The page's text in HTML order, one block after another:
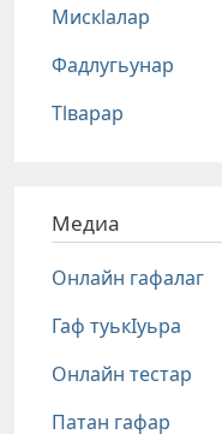
Мискlалар
Фадлугьунар
Тlварар
Медиа
Онлайн гафалаг
Гаф туькIуьра
Онлайн тестар
Патан гафар